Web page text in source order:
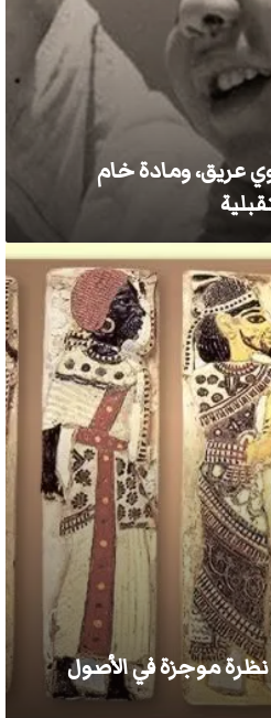
عريق، ومادة خام
: نظرة موجزة في الأصول